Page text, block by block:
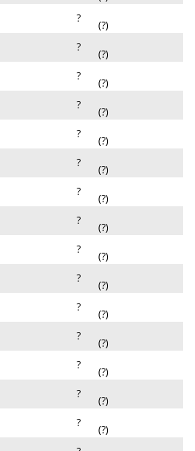
?
(?)
?
(?)
?
(?)
?
(?)
?
(?)
?
(?)
?
(?)
?
(?)
?
(?)
?
(?)
?
(?)
?
(?)
?
(?)
?
(?)
?
(?)